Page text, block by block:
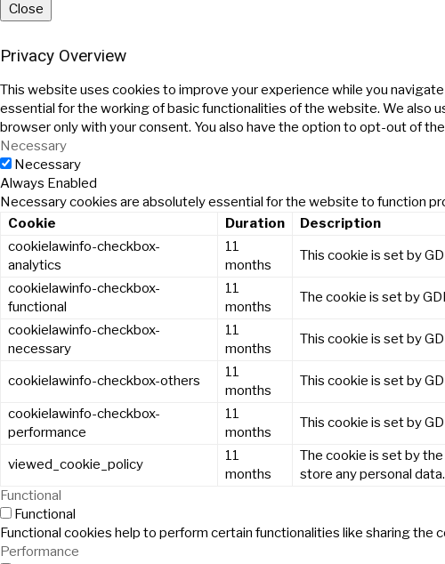
Close
Privacy Overview
This website uses cookies to improve your experience while you
essential for the working of basic functionalities of the website. We also
browser only with your consent. You also have the option to opt-out of
Necessary
Necessary
Always Enabled
Necessary cookies are absolutely essential for the website to function
Cookie
Duration
Description
cookielawinfo-checkbox-
analytics
11
months
This cookie is set by
cookielawinfo-checkbox-
functional
11
months
The cookie is set by
cookielawinfo-checkbox-
necessary
11
months
This cookie is set by
cookielawinfo-checkbox-others
11
months
This cookie is set by
cookielawinfo-checkbox-
performance
11
months
This cookie is set by
viewed_cookie_policy
11
months
The cookie is set by
store any personal data.
Functional
Functional
Functional cookies help to perform certain functionalities like sharing
Performance